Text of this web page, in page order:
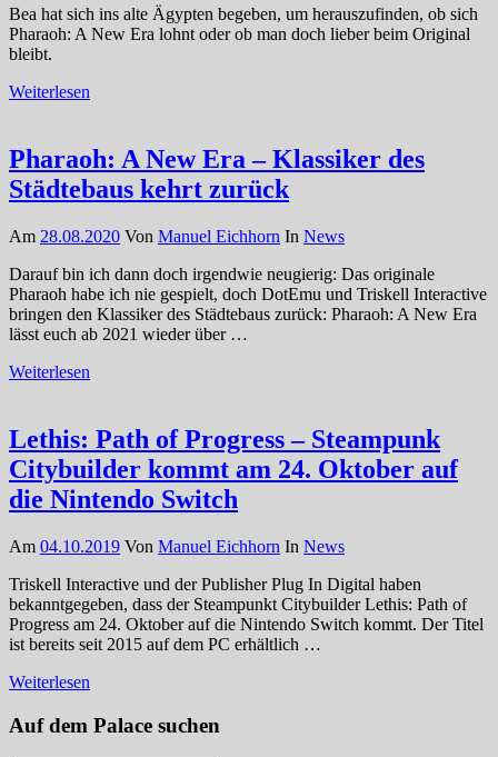
Bea hat sich ins alte Ägypten begeben, um herauszufinden, ob sich
Pharaoh: A New Era lohnt oder ob man doch lieber beim Original
bleibt.
Weiterlesen
Pharaoh: A New Era – Klassiker des
Städtebaus kehrt zurück
Am 28.08.2020 Von Manuel Eichhorn In News
Darauf bin ich dann doch irgendwie neugierig: Das originale
Pharaoh habe ich nie gespielt, doch DotEmu und Triskell Interactive
bringen den Klassiker des Städtebaus zurück: Pharaoh: A New Era
lässt euch ab 2021 wieder über …
Weiterlesen
Lethis: Path of Progress – Steampunk
Citybuilder kommt am 24. Oktober auf
die Nintendo Switch
Am 04.10.2019 Von Manuel Eichhorn In News
Triskell Interactive und der Publisher Plug In Digital haben
bekanntgegeben, dass der Steampunkt Citybuilder Lethis: Path of
Progress am 24. Oktober auf die Nintendo Switch kommt. Der Titel
ist bereits seit 2015 auf dem PC erhältlich …
Weiterlesen
Auf dem Palace suchen